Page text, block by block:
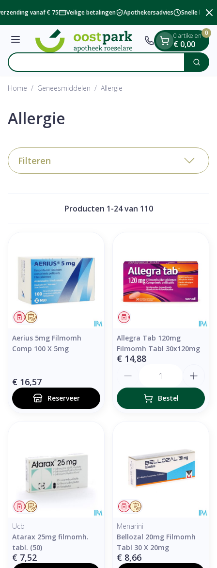
vanaf € 75 Veilige betalingen Apothekersadvies Snelle
Menu
Product, merk, categorie... Zoek
0 artikelen
€ 0,00
0
Home / Geneesmiddelen / Allergie
Allergie
Filteren
Producten 1-24van 110
Op voorschrift
Geneesmiddel
Aerius 5mg Filmomh
Comp 100 X 5mg
€ 16,57
Reserveer
Geneesmiddel
Allegra Tab 120mg
Filmomh Tabl 30x120mg
€ 14,88
Bestel
Op voorschrift
Geneesmiddel
Ucb
Atarax 25mg filmomh.
tabl. (50)
€ 7,52
Op voorschrift
Geneesmiddel
Menarini
Bellozal 20mg Filmomh
Tabl 30 X 20mg
€ 8,66